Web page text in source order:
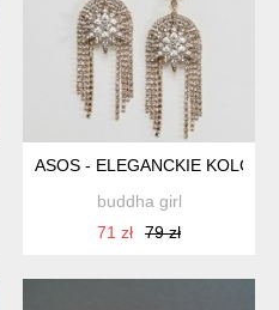
ASOS - ELEGANCKIE
buddha girl
71 zł
79 zł